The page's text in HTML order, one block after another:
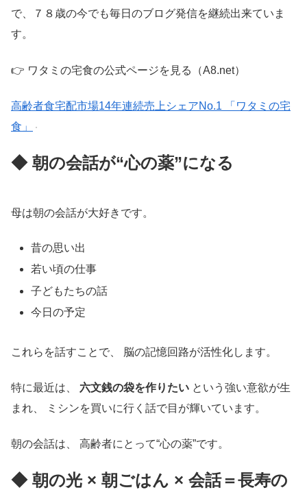
で、７８歳の今でも毎日のブログ発信を継続出来ていま
す。
👉 ワタミの宅食の公式ページを見る（A8.net）
高齢者食宅配市場14年連続売上シェアNo.1 「ワタミの宅
食」
◆ 朝の会話が“心の薬”になる
母は朝の会話が大好きです。
昔の思い出
若い頃の仕事
子どもたちの話
今日の予定
これらを話すことで、 脳の記憶回路が活性化します。
特に最近は、 六文銭の袋を作りたい という強い意欲が生
まれ、 ミシンを買いに行く話で目が輝いています。
朝の会話は、 高齢者にとって“心の薬”です。
◆ 朝の光 × 朝ごはん × 会話＝長寿の